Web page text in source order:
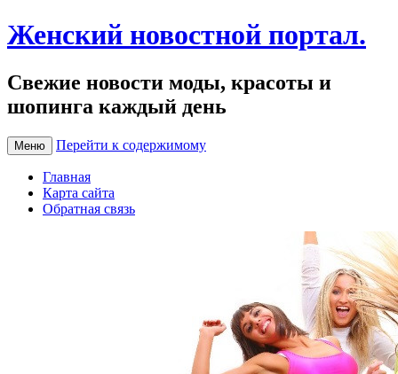
Женский новостной портал.
Свежие новости моды, красоты и
шопинга каждый день
Меню Перейти к содержимому
Главная
Карта сайта
Обратная связь